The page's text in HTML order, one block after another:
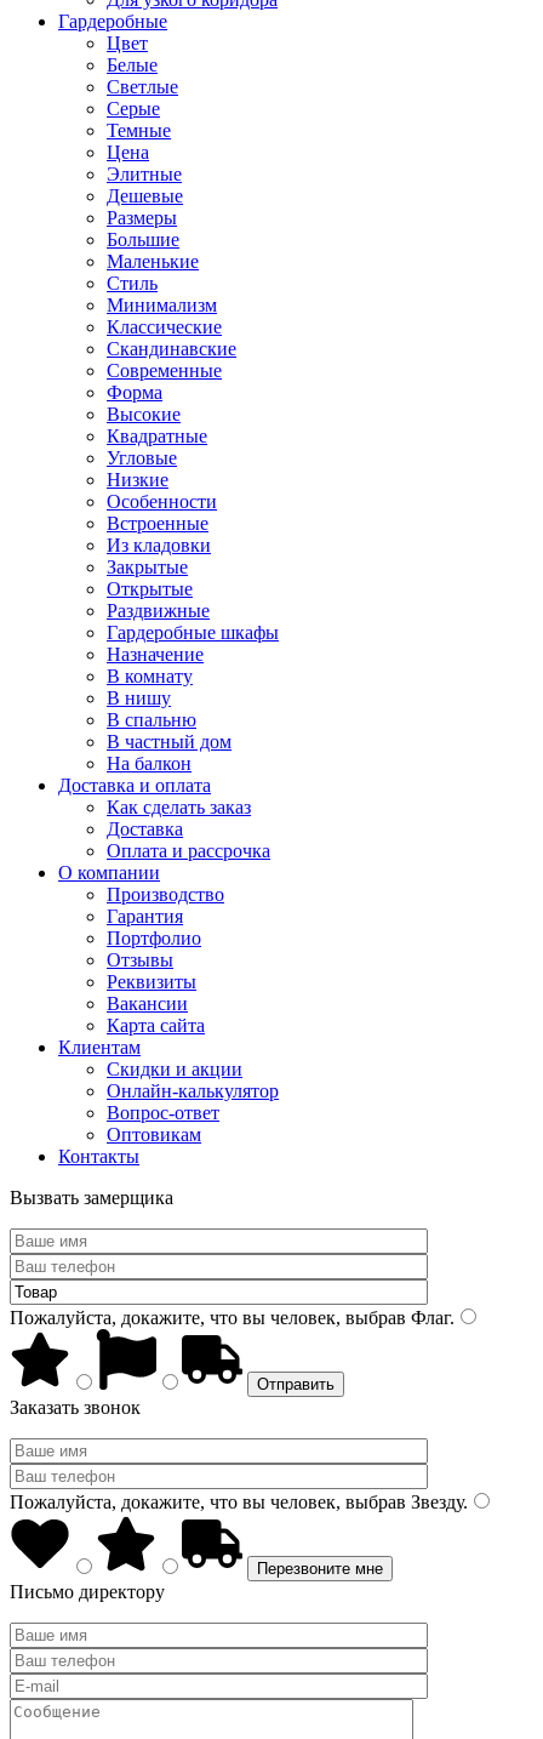
Гардеробные
Цвет
Белые
Светлые
Серые
Темные
Цена
Элитные
Дешевые
Размеры
Большие
Маленькие
Стиль
Минимализм
Классические
Скандинавские
Современные
Форма
Высокие
Квадратные
Угловые
Низкие
Особенности
Встроенные
Из кладовки
Закрытые
Открытые
Раздвижные
Гардеробные шкафы
Назначение
В комнату
В нишу
В спальню
В частный дом
На балкон
Доставка и оплата
Как сделать заказ
Доставка
Оплата и рассрочка
О компании
Производство
Гарантия
Портфолио
Отзывы
Реквизиты
Вакансии
Карта сайта
Клиентам
Скидки и акции
Онлайн-калькулятор
Вопрос-ответ
Оптовикам
Контакты
Вызвать замерщика
Пожалуйста, докажите, что вы человек, выбрав Флаг.
Заказать звонок
Пожалуйста, докажите, что вы человек, выбрав Звезду.
Письмо директору